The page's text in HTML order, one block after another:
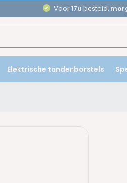
Elektrische tandenborstels